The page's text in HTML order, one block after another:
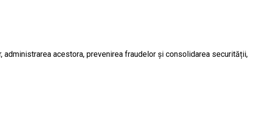
acestora, prevenirea fraudelor și consolidarea securității,